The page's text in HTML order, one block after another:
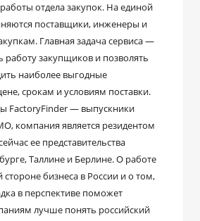
отдела закупок. На единой
поставщики, инженеры и
Главная задача сервиса —
работу закупщиков и позволять
наиболее выгодные
срокам и условиям поставки.
FactoryFinder — выпускники
компания является резидентом
ее представительства
Таллине и Берлине. О работе
стороне бизнеса в России и о том,
в перспективе поможет
лучше понять российский